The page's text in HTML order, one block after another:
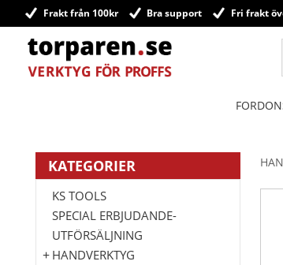
Frakt från 100kr Bra support Fri frakt
KATEGORIER
KS TOOLS
SPECIAL ERBJUDANDE-
UTFÖRSÄLJNING
HANDVERKTYG